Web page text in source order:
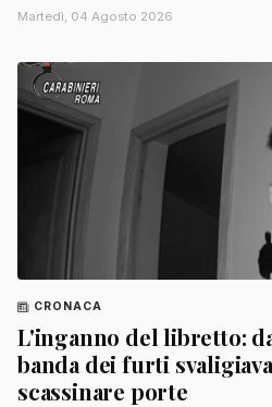
Martedì, 04 Agosto 2026
CRONACA
L'inganno del libretto:
banda dei furti
scassinare porte